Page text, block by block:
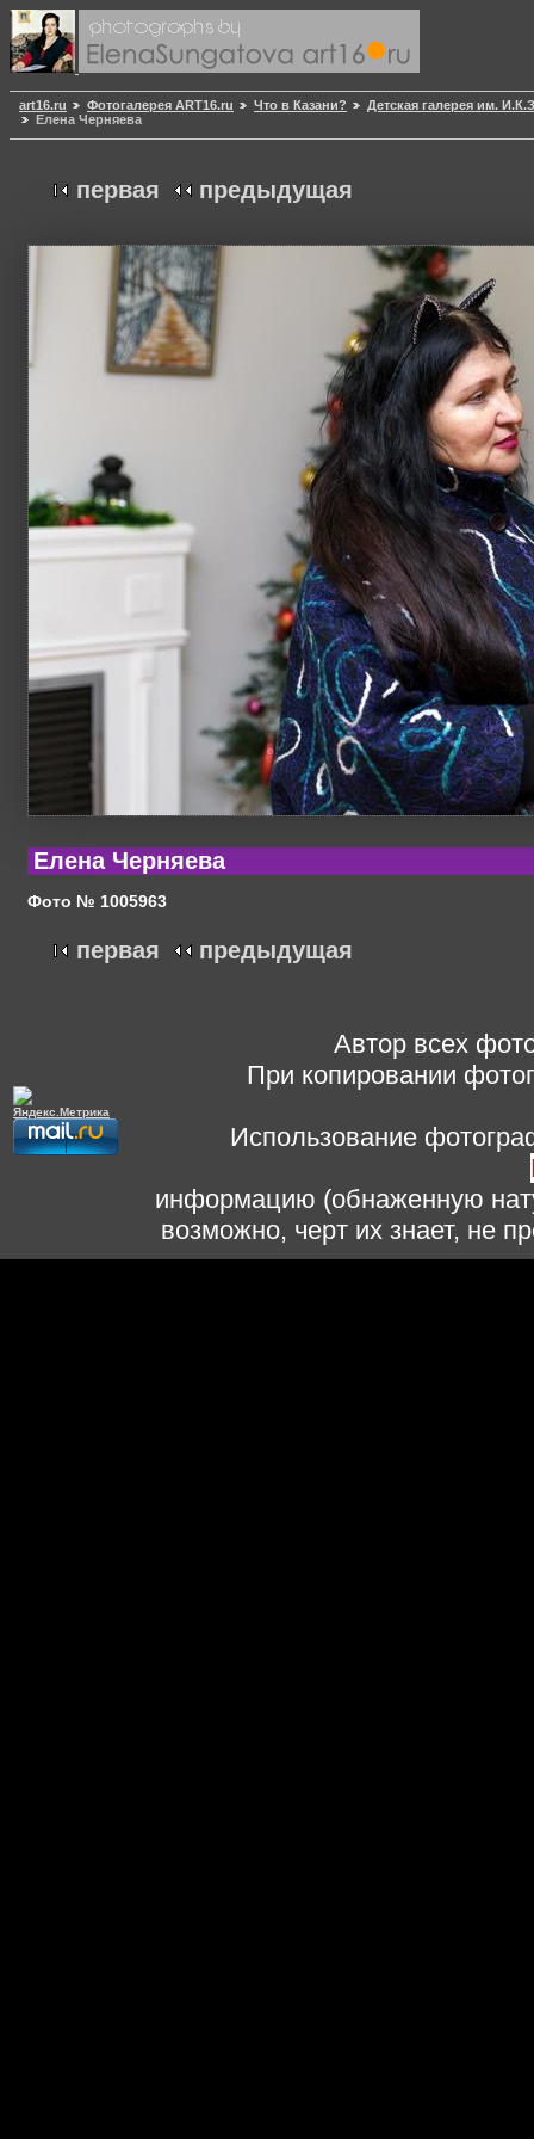
art16.ru Фотогалерея ART16.ru Что в Казани?
Детская галерея им.
Елена Черняева
первая предыдущая
Елена Черняева
Фото № 1005963
первая предыдущая
Автор всех
При копировании
Использование
информацию (обнаженную
возможно, черт их знает, не